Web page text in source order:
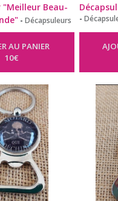
"Meilleur Beau-
- Décapsuleurs
AU PANIER
10€
-